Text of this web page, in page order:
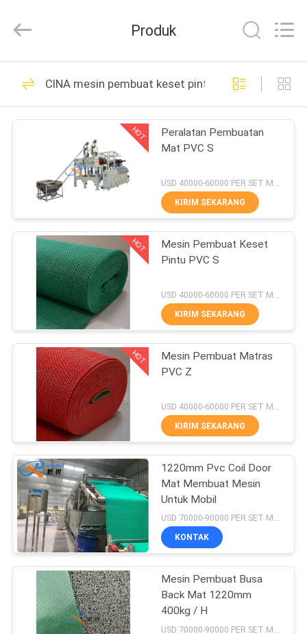
RUMAH
PRODUK
TENTANG
KAMI
PABRIK
KONTROL
KUALITAS
HUBUNGI
KAMI
BERITA
KASUS
MINTA
KUTIPAN
SITEMAP
Reserved.
mesin pembuat tikar
18
Mesin pembuatan
lembaran plastik
28
mesin pembuatan
profil plastik
Mesin Pembuat
Granul Plastik
9
Produk
CINA mesin pembuat keset pintu
HOT
Peralatan Pembuatan
Mat PVC S
USD 40000-60000 PER SET MOQ:1 set
KIRIM SEKARANG
HOT
Mesin Pembuat Keset
Pintu PVC S
KIRIM SEKARANG
HOT
Mesin Pembuat Matras
PVC Z
KIRIM SEKARANG
1220mm Pvc Coil Door
Mat Membuat Mesin
Untuk Mobil
USD 70000-90000 PER SET MOQ:1 set
KONTAK
Mesin Pembuat Busa
Back Mat 1220mm
400kg / H
USD 70000-90000 PER SET MOQ:1 set